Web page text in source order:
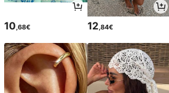
10 ,68€ 12 ,84€